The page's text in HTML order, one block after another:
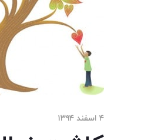
۴ اسفند ۱۳۹۴